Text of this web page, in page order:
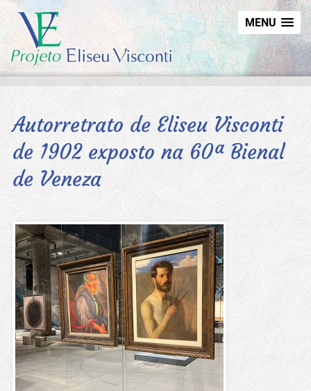
MENU
Autorretrato de Eliseu Visconti
de 1902 exposto na 60ª Bienal
de Veneza